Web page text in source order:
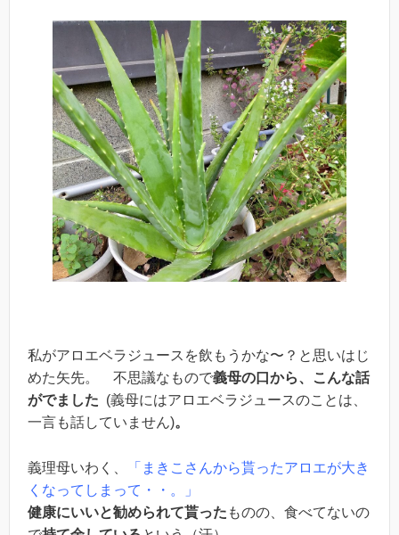
私がアロエベラジュースを飲もうかな〜？と思いはじ
めた矢先。 不思議なもので義母の口から、こんな話
がでました (義母にはアロエベラジュースのことは、
一言も話していません)。
義理母いわく、
「まきこさんから貰ったアロエが大き
くなってしまって・・。」
健康にいいと勧められて貰った ものの、食べてないの